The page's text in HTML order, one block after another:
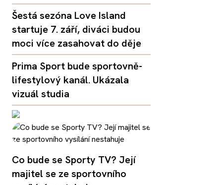
Šestá sezóna Love Island
startuje 7. září, diváci budou
moci více zasahovat do děje
Prima Sport bude sportovně-
lifestylový kanál. Ukázala
vizuál studia
Co bude se Sporty TV? Její
majitel se ze sportovního